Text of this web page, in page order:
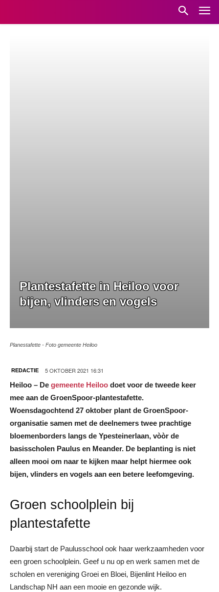
Plantestafette in Heiloo voor
bijen, vlinders en vogels
Planestafette - Foto gemeente Heiloo
REDACTIE 5 OKTOBER 2021 16:31
Heiloo – De gemeente Heiloo doet voor de tweede keer
mee aan de GroenSpoor-plantestafette.
Woensdagochtend 27 oktober plant de GroenSpoor-
organisatie samen met de deelnemers twee prachtige
bloemenborders langs de Ypesteinerlaan, vòòr de
basisscholen Paulus en Meander. De beplanting is niet
alleen mooi om naar te kijken maar helpt hiermee ook
bijen, vlinders en vogels aan een betere leefomgeving.
Groen schoolplein bij
plantestafette
Daarbij start de Paulusschool ook haar werkzaamheden voor
een groen schoolplein. Geef u nu op en werk samen met de
scholen en vereniging Groei en Bloei, Bijenlint Heiloo en
Landschap NH aan een mooie en gezonde wijk.